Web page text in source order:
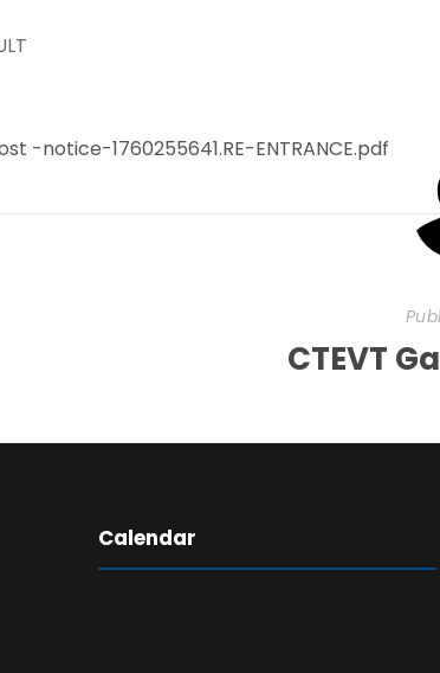
-notice-1760255641.RE-ENTRANCE.pdf
CTEVT
Calendar